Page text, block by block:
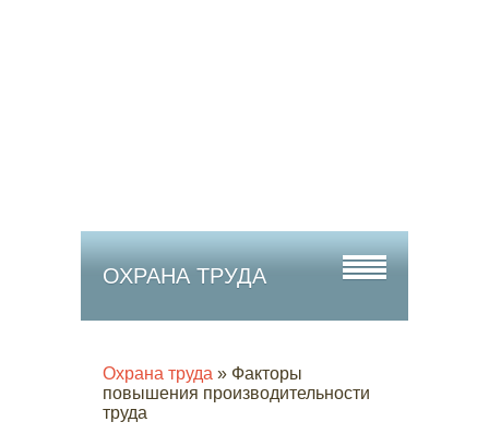
ОХРАНА ТРУДА
Охрана труда » Факторы
повышения производительности
труда